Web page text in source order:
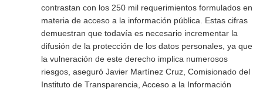
contrastan con los 250 mil requerimientos formulados en
materia de acceso a la información pública. Estas cifras
demuestran que todavía es necesario incrementar la
difusión de la protección de los datos personales, ya que
la vulneración de este derecho implica numerosos
riesgos, aseguró Javier Martínez Cruz, Comisionado del
Instituto de Transparencia, Acceso a la Información